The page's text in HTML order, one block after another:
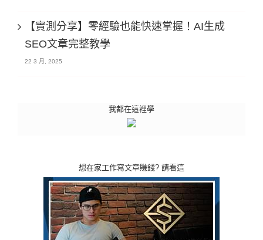
【實測分享】零經驗也能快速掌握！AI生成
SEO文章完整教學
22 3 月, 2025
我都在這裡學
想在家工作寫文章賺錢? 請看這